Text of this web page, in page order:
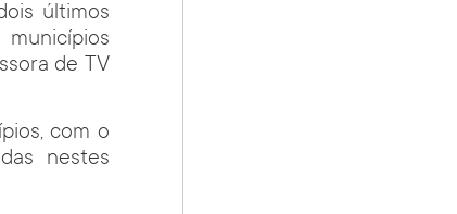
últimos
de TV
com o
nestes